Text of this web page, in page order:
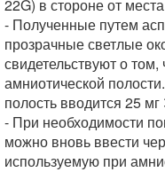
22G) в стороне от
- Полученные путем
прозрачные светлые
свидетельствуют о том,
амниотической
полость вводится 25
- При необходимости
можно вновь ввести
используемую при